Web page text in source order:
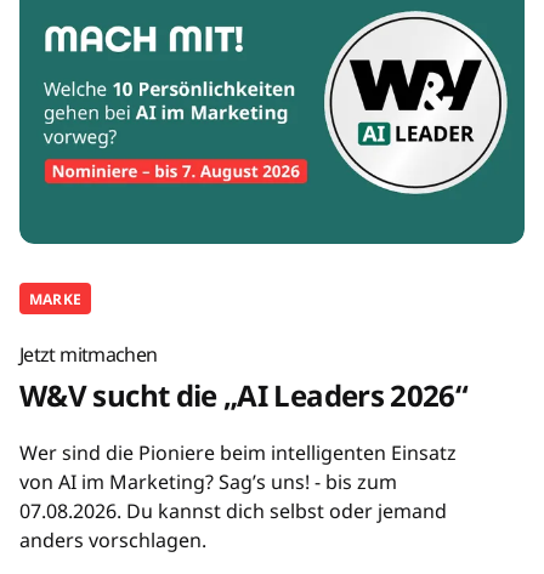
MARKE
Jetzt mitmachen
W&V sucht die „AI Leaders 2026“
Wer sind die Pioniere beim intelligenten Einsatz
von AI im Marketing? Sag’s uns! - bis zum
07.08.2026. Du kannst dich selbst oder jemand
anders vorschlagen.